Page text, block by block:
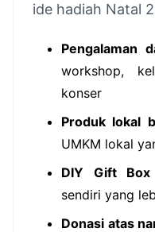
ide hadiah Natal
Pengalaman
workshop,
konser
Produk lokal
UMKM lokal
DIY Gift Box
sendiri yang
Donasi atas